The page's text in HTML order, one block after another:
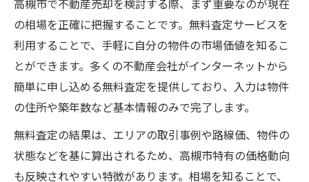
高槻市で不動産売却を検討する際、まず重要なのが現在
の相場を正確に把握することです。無料査定サービスを
利用することで、手軽に自分の物件の市場価値を知るこ
とができます。多くの不動産会社がインターネットから
簡単に申し込める無料査定を提供しており、入力は物件
の住所や築年数など基本情報のみで完了します。
無料査定の結果は、エリアの取引事例や路線価、物件の
状態などを基に算出されるため、高槻市特有の価格動向
も反映されやすい特徴があります。相場を知ることで、